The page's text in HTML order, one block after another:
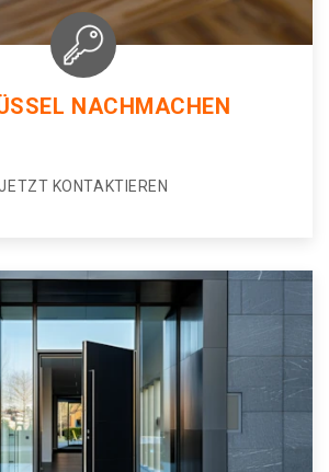
NACHMACHEN
KONTAKTIEREN